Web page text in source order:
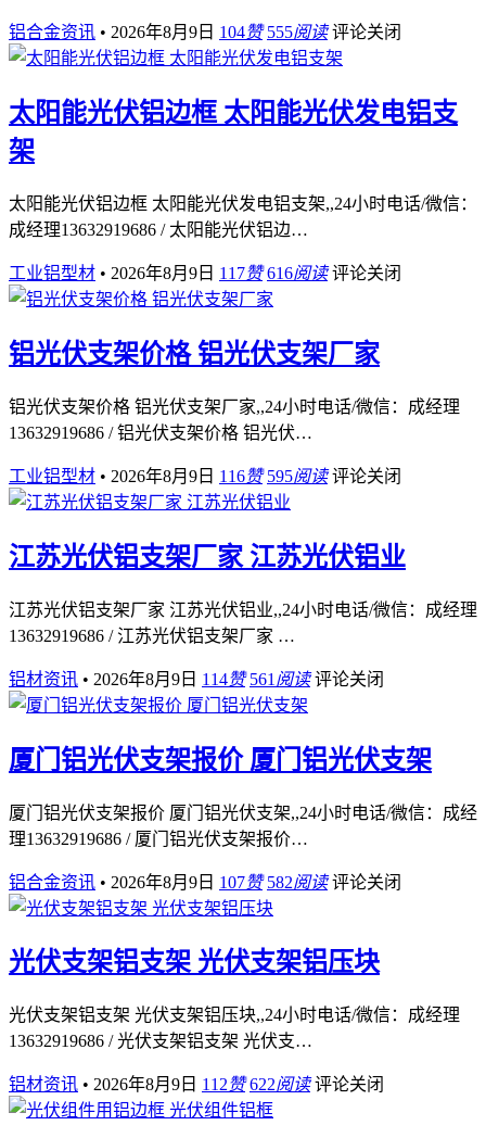
铝合金资讯 • 2026年8月9日 104赞 555阅读 评论关闭
太阳能光伏铝边框 太阳能光伏发电铝支
架
太阳能光伏铝边框 太阳能光伏发电铝支架,,24小时电话/微信：
成经理13632919686 / 太阳能光伏铝边…
工业铝型材 • 2026年8月9日 117赞 616阅读 评论关闭
铝光伏支架价格 铝光伏支架厂家
铝光伏支架价格 铝光伏支架厂家,,24小时电话/微信：成经理
13632919686 / 铝光伏支架价格 铝光伏…
工业铝型材 • 2026年8月9日 116赞 595阅读 评论关闭
江苏光伏铝支架厂家 江苏光伏铝业
江苏光伏铝支架厂家 江苏光伏铝业,,24小时电话/微信：成经理
13632919686 / 江苏光伏铝支架厂家 …
铝材资讯 • 2026年8月9日 114赞 561 阅读 评论关闭
厦门铝光伏支架报价 厦门铝光伏支架
厦门铝光伏支架报价 厦门铝光伏支架,,24小时电话/微信：成经
理13632919686 / 厦门铝光伏支架报价…
铝合金资讯 • 2026年8月9日 107赞 582阅读 评论关闭
光伏支架铝支架 光伏支架铝压块
光伏支架铝支架 光伏支架铝压块,,24小时电话/微信：成经理
13632919686 / 光伏支架铝支架 光伏支…
铝材资讯 • 2026年8月9日 112赞 622阅读 评论关闭